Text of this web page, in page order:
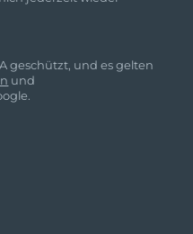
geschützt, und es gelten
und